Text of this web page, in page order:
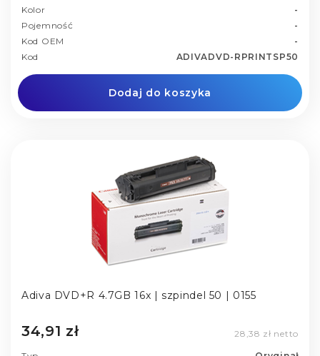
Kolor
-
Pojemność
-
Kod OEM
-
Kod
ADIVADVD-RPRINTSP50
Dodaj do koszyka
Adiva DVD+R 4.7GB 16x | szpindel 50 | 0155
34,91 zł 28,38 zł netto